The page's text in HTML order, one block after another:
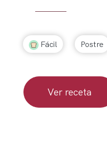
Fácil Postre
Ver receta